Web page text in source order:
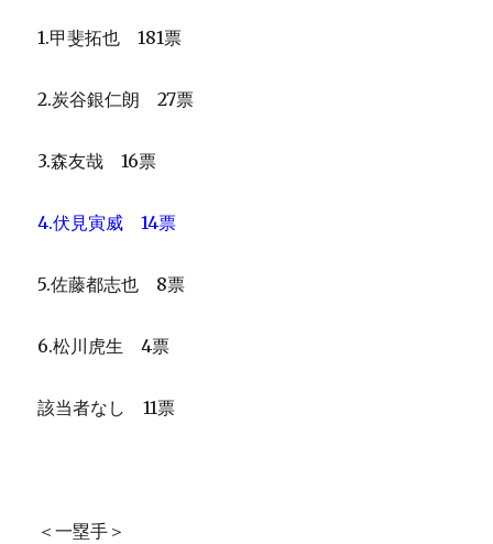
1.甲斐拓也 181票
2.炭谷銀仁朗 27票
3.森友哉 16票
4.伏見寅威 14票
5.佐藤都志也 8票
6.松川虎生 4票
該当者なし 11票
＜一塁手＞